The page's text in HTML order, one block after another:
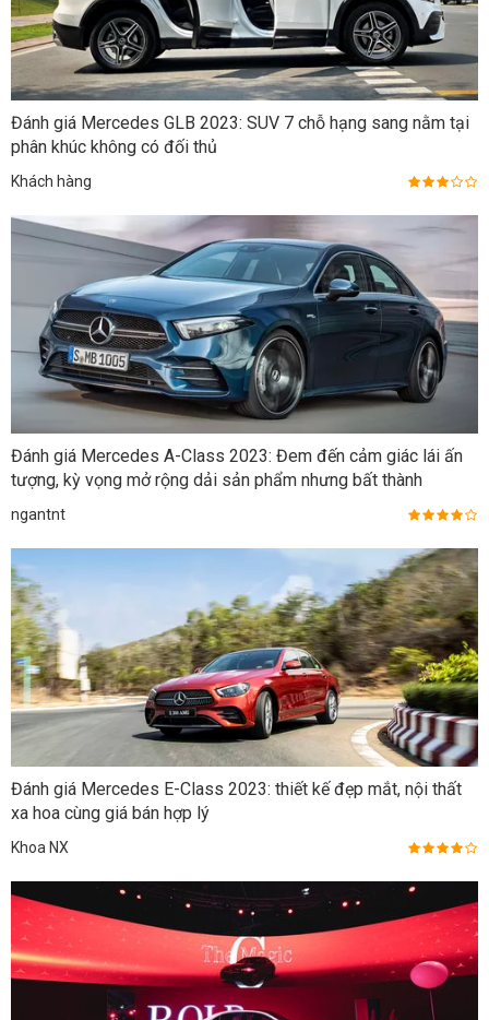
Đánh giá Mercedes GLB 2023: SUV 7 chỗ hạng sang nằm tại
phân khúc không có đối thủ
Khách hàng
Đánh giá Mercedes A-Class 2023: Đem đến cảm giác lái ấn
tượng, kỳ vọng mở rộng dải sản phẩm nhưng bất thành
ngantnt
Đánh giá Mercedes E-Class 2023: thiết kế đẹp mắt, nội thất
xa hoa cùng giá bán hợp lý
Khoa NX